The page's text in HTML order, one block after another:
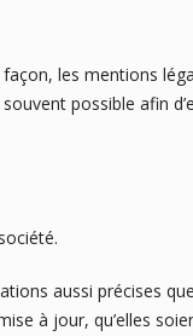
les mentions
possible afin
aussi précises que
à jour, qu’elles